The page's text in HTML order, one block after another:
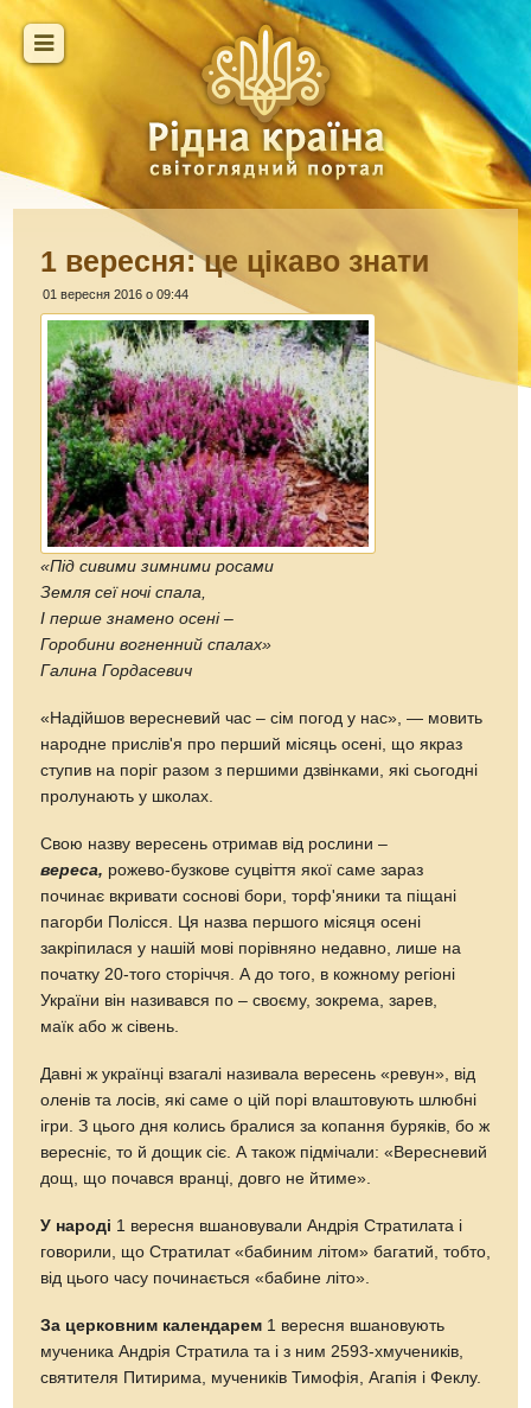
1 вересня: це цікаво знати
01 вересня 2016 о 09:44
«Під сивими зимними росами
Земля сеї ночі спала,
І перше знамено осені –
Горобини вогненний спалах»
Галина Гордасевич
«Надійшов вересневий час – сім погод у нас», — мовить
народне прислів'я про перший місяць осені, що якраз
ступив на поріг разом з першими дзвінками, які сьогодні
пролунають у школах.
Свою назву вересень отримав від рослини –
вереса, рожево-бузкове суцвіття якої саме зараз
починає вкривати соснові бори, торф'яники та піщані
пагорби Полісся. Ця назва першого місяця осені
закріпилася у нашій мові порівняно недавно, лише на
початку 20-того сторіччя. А до того, в кожному регіоні
України він називався по – своєму, зокрема, зарев,
маїк або ж сівень.
Давні ж українці взагалі називала вересень «ревун», від
оленів та лосів, які саме о цій порі влаштовують шлюбні
ігри. З цього дня колись бралися за копання буряків, бо ж
вересніє, то й дощик сіє. А також підмічали: «Вересневий
дощ, що почався вранці, довго не йтиме».
У народі 1 вересня вшановували Андрія Стратилата і
говорили, що Стратилат «бабиним літом» багатий, тобто,
від цього часу починається «бабине літо».
За церковним календарем 1 вересня вшановують
мученика Андрія Стратила та і з ним 2593-хмучеників,
святителя Питирима, мучеників Тимофія, Агапія і Феклу.